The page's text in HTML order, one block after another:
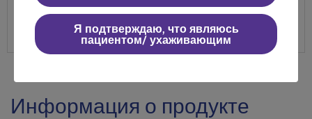
Информация о продукте
Я подтверждаю, что являюсь
пациентом/ ухаживающим